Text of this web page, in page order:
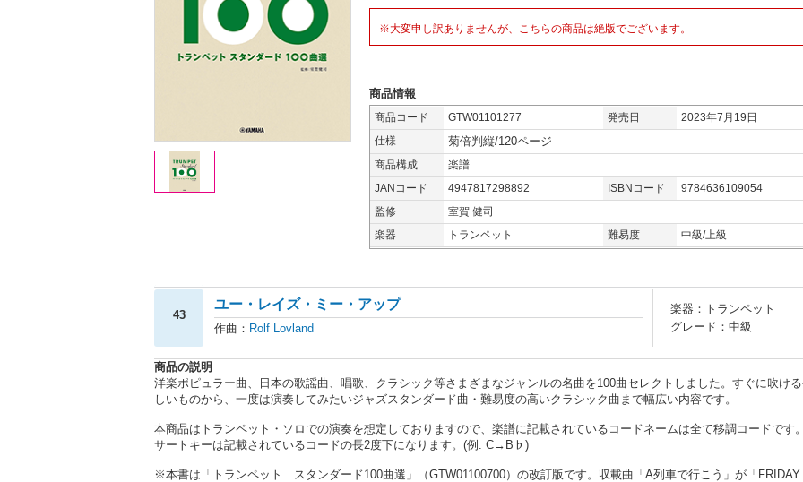
※大変申し訳ありませんが、こちらの商品は絶版でございます。
商品情報
商品コード GTW01101277 発売日
2023年7月19日
仕様
菊倍判縦/120ページ
商品構成
楽譜
JANコード
4947817298892 ISBNコード
9784636109054
監修
室賀 健司
楽器
トランペット 難易度 中級/上級
43
ユー・レイズ・ミー・アップ
作曲： Rolf Lovland
楽器：トランペット
グレード：中級
商品の説明
洋楽ポピュラー曲、日本の歌謡曲、唱歌、クラシック等さまざまなジャンルの名曲を100曲セレクトしました。すぐに吹け
しいものから、一度は演奏してみたいジャズスタンダード曲・難易度の高いクラシック曲まで幅広い内容です。
本商品はトランペット・ソロでの演奏を想定しておりますので、楽譜に記載されているコードネームは全て移調コードです
サートキーは記載されているコードの長2度下になります。(例: C→B♭)
※本書は「トランペット スタンダード100曲選」（GTW01100700）の改訂版です。収載曲「A列車で行こう」が「FRIDAY